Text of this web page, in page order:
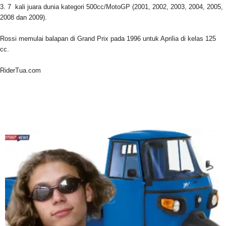
3. 7 kali juara dunia kategori 500cc/MotoGP (2001, 2002, 2003, 2004, 2005,
2008 dan 2009).
Rossi memulai balapan di Grand Prix pada 1996 untuk Aprilia di kelas 125
cc.
RiderTua.com